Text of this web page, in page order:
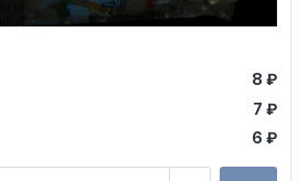
8 ₽
7 ₽
6 ₽